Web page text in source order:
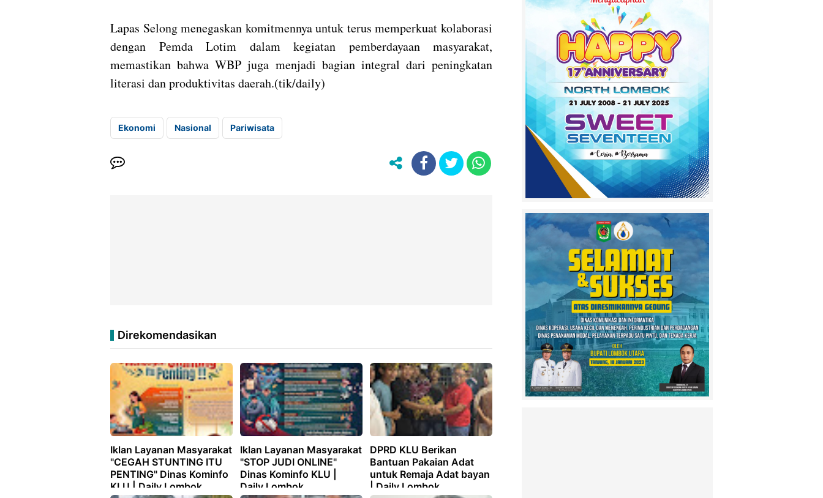
Lapas Selong menegaskan komitmennya untuk terus memperkuat kolaborasi
dengan Pemda Lotim dalam kegiatan pemberdayaan masyarakat,
memastikan bahwa WBP juga menjadi bagian integral dari peningkatan
literasi dan produktivitas daerah.(tik/daily)
Ekonomi Nasional Pariwisata
Direkomendasikan
Iklan Layanan Masyarakat
"CEGAH STUNTING ITU
PENTING" Dinas Kominfo
KLU | Daily Lombok
Iklan Layanan Masyarakat
"STOP JUDI ONLINE"
Dinas Kominfo KLU |
Daily Lombok
DPRD KLU Berikan
Bantuan Pakaian Adat
untuk Remaja Adat bayan
| Daily Lombok